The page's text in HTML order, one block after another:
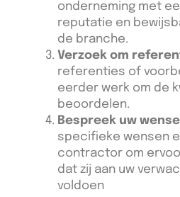
onderneming met
reputatie en
de branche.
Verzoek om
referenties of
eerder werk om de
beoordelen.
Bespreek uw
specifieke wensen
contractor om
dat zij aan uw
voldoen